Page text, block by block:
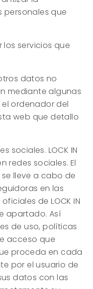
que
servicios que
datos no
mediante algunas
ordenador del
web que detallo
sociales. LOCK IN
redes sociales. El
lleve a cabo de
en las
oficiales deLOCK IN
apartado. Así
de uso, políticas
acceso que
proceda en cada
por el usuario de
datos con las